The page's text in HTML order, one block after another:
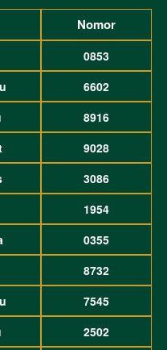
Nomor
0853
6602
8916
9028
3086
1954
0355
8732
7545
2502